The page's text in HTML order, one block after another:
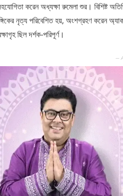
করেন অধ্যক্ষা রুমেলা শুর। বিশিষ্ট
নৃত্য পরিবেশিত হয়, অংশগ্রহণ করেন
ছিল দর্শক-পরিপূর্ণ।
—